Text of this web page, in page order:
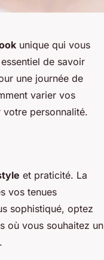
unique qui vous
de savoir
une journée de
varier vos
personnalité.
et praticité. La
vos tenues
sophistiqué, optez
où vous souhaitez un
.